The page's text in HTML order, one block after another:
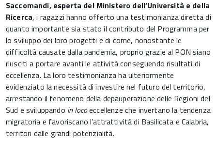
Saccomandi, esperta del Ministero dell’Università e della
Ricerca, i ragazzi hanno offerto una testimonianza diretta di
quanto importante sia stato il contributo del Programma per
lo sviluppo dei loro progetti e di come, nonostante le
difficoltà causate dalla pandemia, proprio grazie al PON siano
riusciti a portare avanti le attività conseguendo risultati di
eccellenza. La loro testimonianza ha ulteriormente
evidenziato la necessità di investire nel futuro del territorio,
arrestando il fenomeno della depauperazione delle Regioni del
Sud e sviluppando in locoeccellenze che invertano la tendenza
migratoria e favoriscano l’attrattività di Basilicata e Calabria,
territori dalle grandi potenzialità.